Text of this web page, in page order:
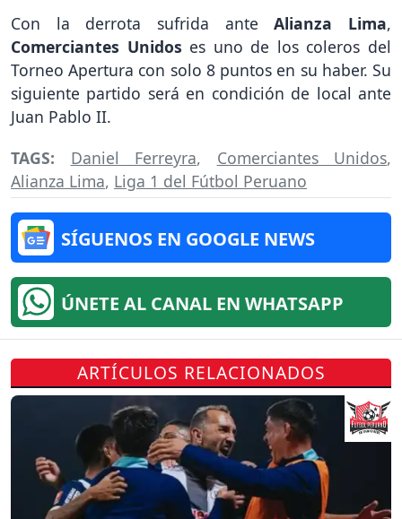
Con la derrota sufrida anteAlianza Lima,
Comerciantes Unidos es uno de los coleros del
Torneo Apertura con solo 8 puntos en su haber. Su
siguiente partido será en condición de local ante
Juan Pablo II.
TAGS: Daniel Ferreyra, Comerciantes Unidos,
Alianza Lima, Liga 1 del Fútbol Peruano
SÍGUENOS EN GOOGLE NEWS
ÚNETE AL CANAL EN WHATSAPP
ARTÍCULOS RELACIONADOS